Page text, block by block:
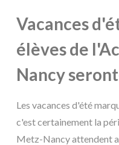
Vacances
élèves de
Nancy
Les vacances d'été
c'est certainement la
Metz-Nancy attendent